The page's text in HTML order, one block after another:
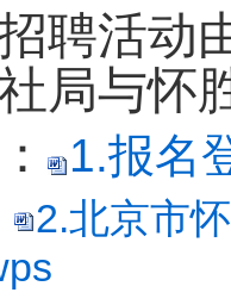
聘活动
局与怀
1.报名
2.北京市